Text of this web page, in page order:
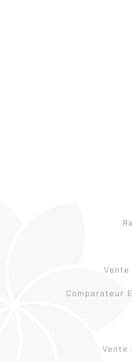
Comparateur
Vente